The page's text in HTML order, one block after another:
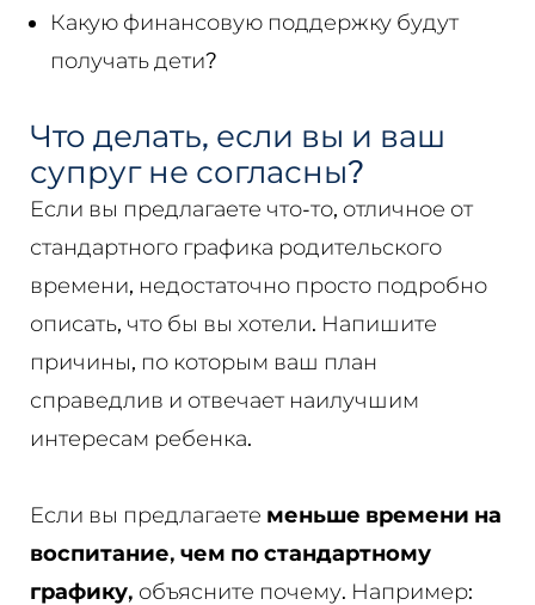
Какую финансовую поддержку будут
получать дети?
Что делать, если вы и ваш
супруг не согласны?
Если вы предлагаете что-то, отличное от
стандартного графика родительского
времени, недостаточно просто подробно
описать, что бы вы хотели. Напишите
причины, по которым ваш план
справедлив и отвечает наилучшим
интересам ребенка.
Если вы предлагаете меньше времени на
воспитание, чем по стандартному
графику, объясните почему. Например: